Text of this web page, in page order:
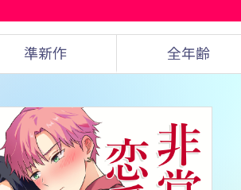
準新作 全年齢